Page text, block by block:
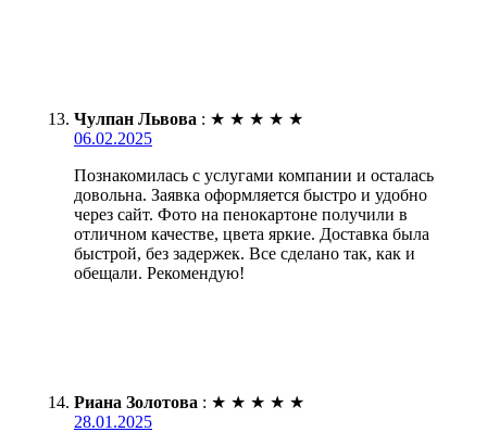
Чулпан Львова : ★ ★ ★ ★ ★
06.02.2025
Познакомилась с услугами компании и осталась
довольна. Заявка оформляется быстро и удобно
через сайт. Фото на пенокартоне получили в
отличном качестве, цвета яркие. Доставка была
быстрой, без задержек. Все сделано так, как и
обещали. Рекомендую!
Риана Золотова : ★ ★ ★ ★ ★
28.01.2025